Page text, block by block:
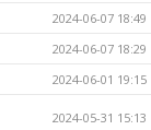
2024-06-07 18:49
2024-06-07 18:29
2024-06-01 19:15
2024-05-31 15:13